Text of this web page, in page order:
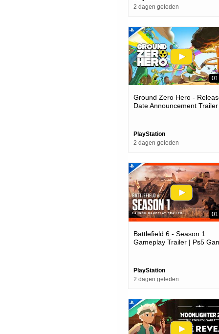
2 dagen geleden
Ground Zero Hero -
Date Announcement
PlayStation
2 dagen geleden
Battlefield 6 - Season 1
Gameplay Trailer | Ps5
PlayStation
2 dagen geleden